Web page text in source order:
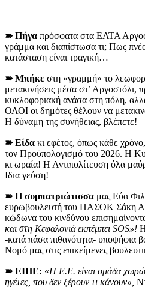
➽ Πήγα πρόσφατα στα ΕΛΤΑ
γράμμα και διαπίστωσα τι; Πως
κατάσταση είναι τραγική…
➽ Μπήκε στη «γραμμή» το
μετακινήσεις μέσα στ’ Αργοστόλι,
κυκλοφοριακή ανάσα στη πόλη,
ΟΛΟΙ οι δημότες θέλουν να
Η δύναμη της συνήθειας, βλέπετε!
➽ Είδα κι εφέτος, όπως κάθε
τον Προϋπολογισμό του 2026. Η
κι ωραία! Η Αντιπολίτευση όλα
Ιδια γεύση!
➽ Η συμπατριώτισσα μας Εύα
ευρωβουλευτή του ΠΑΣΟΚ Σάκη
κώδωνα του κινδύνου
και στη Κεφαλονιά εκπέμπει SOS»!
-κατά πάσα πιθανότητα-
Νομό μας στις επικείμενες
➽ ΕΙΠΕ: «Η Ε.Ε. είναι ομάδα
ηγέτες, που δεν ξέρουν τι κάνουν»,